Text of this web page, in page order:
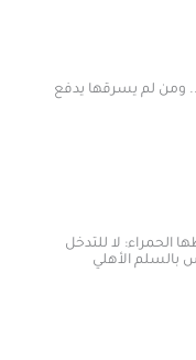
يدفع
للتدخل